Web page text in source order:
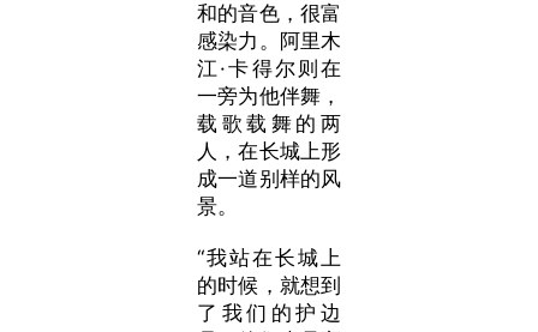
和的音色，很富
感染力。阿里木
江·卡得尔则在
一旁为他伴舞，
载歌载舞的两
人，在长城上形
成一道别样的风
景。
“我站在长城上
的时候，就想到
了我们的护边